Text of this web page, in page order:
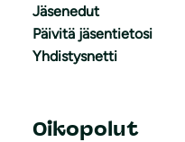
Jäsenedut
Päivitä jäsentietosi
Yhdistysnetti
Oikopolut